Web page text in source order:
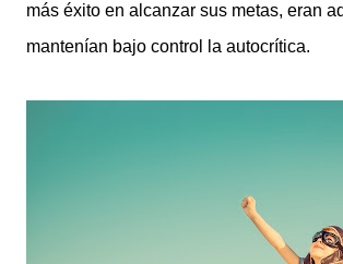
más éxito en alcanzar sus metas, eran
mantenían bajo control la autocrítica.